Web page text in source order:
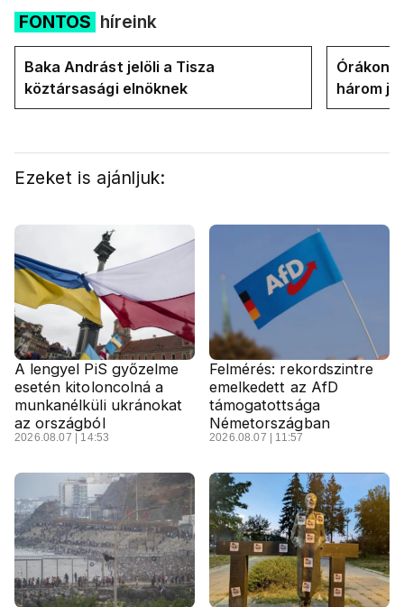
FONTOS híreink
Baka Andrást jelöli a Tisza
köztársasági elnöknek
Órákon
három
államfőt
Ezeket is ajánljuk:
A lengyel PiS győzelme
esetén kitoloncolná a
munkanélküli ukránokat
az országból
2026.08.07 | 14:53
Felmérés: rekordszintre
emelkedett az AfD
támogatottsága
Németországban
2026.08.07 | 11:57